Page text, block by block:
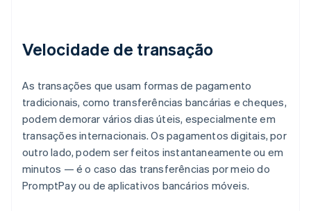
Velocidade de transação
As transações que usam formas de pagamento
tradicionais, como transferências bancárias e cheques,
podem demorar vários dias úteis, especialmente em
transações internacionais. Os pagamentos digitais, por
outro lado, podem ser feitos instantaneamente ou em
minutos — é o caso das transferências por meio do
PromptPay ou de aplicativos bancários móveis.